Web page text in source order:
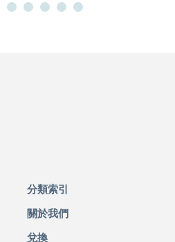
分類索引
關於我們
兌換